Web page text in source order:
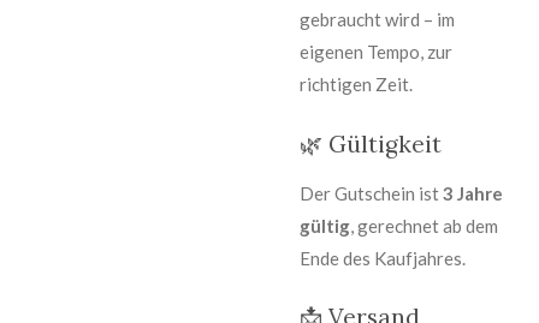
gebraucht wird – im
eigenen Tempo, zur
richtigen Zeit.
🌿 Gültigkeit
Der Gutschein ist3 Jahre
gültig, gerechnet ab dem
Ende des Kaufjahres.
📩 Versand